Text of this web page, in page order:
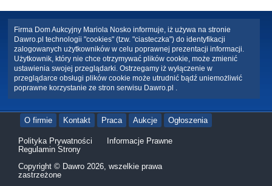
Firma Dom Aukcyjny Mariola Nosko informuje, iż używa na stronie
Dawro.pl technologii "cookies" (tzw. "ciasteczka") do identyfikacji
zalogowanych użytkowników w celu poprawnej prezentacji informacji.
Użytkownik, który nie chce otrzymywać plików cookie, może zmienić
ustawienia swojej przeglądarki. Ostrzegamy iż wyłączenie w
przeglądarce obsługi plików cookie może utrudnić bądź uniemożliwić
poprawne korzystanie ze stron serwisu Dawro.pl .
O firmie Kontakt Praca Aukcje Ogłoszenia
Polityka Prywatności
Informacje Prawne
Regulamin Strony
Copyright © Dawro 2026, wszelkie prawa
zastrzeżone